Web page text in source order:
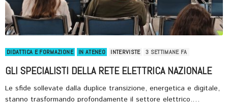
DIDATTICA E FORMAZIONE IN ATENEO INTERVISTE 3 SETTIMANE FA
GLI SPECIALISTI DELLA RETE ELETTRICA NAZIONALE
Le sfide sollevate dalla duplice transizione, energetica e digitale,
stanno trasformando profondamente il settore elettrico.…